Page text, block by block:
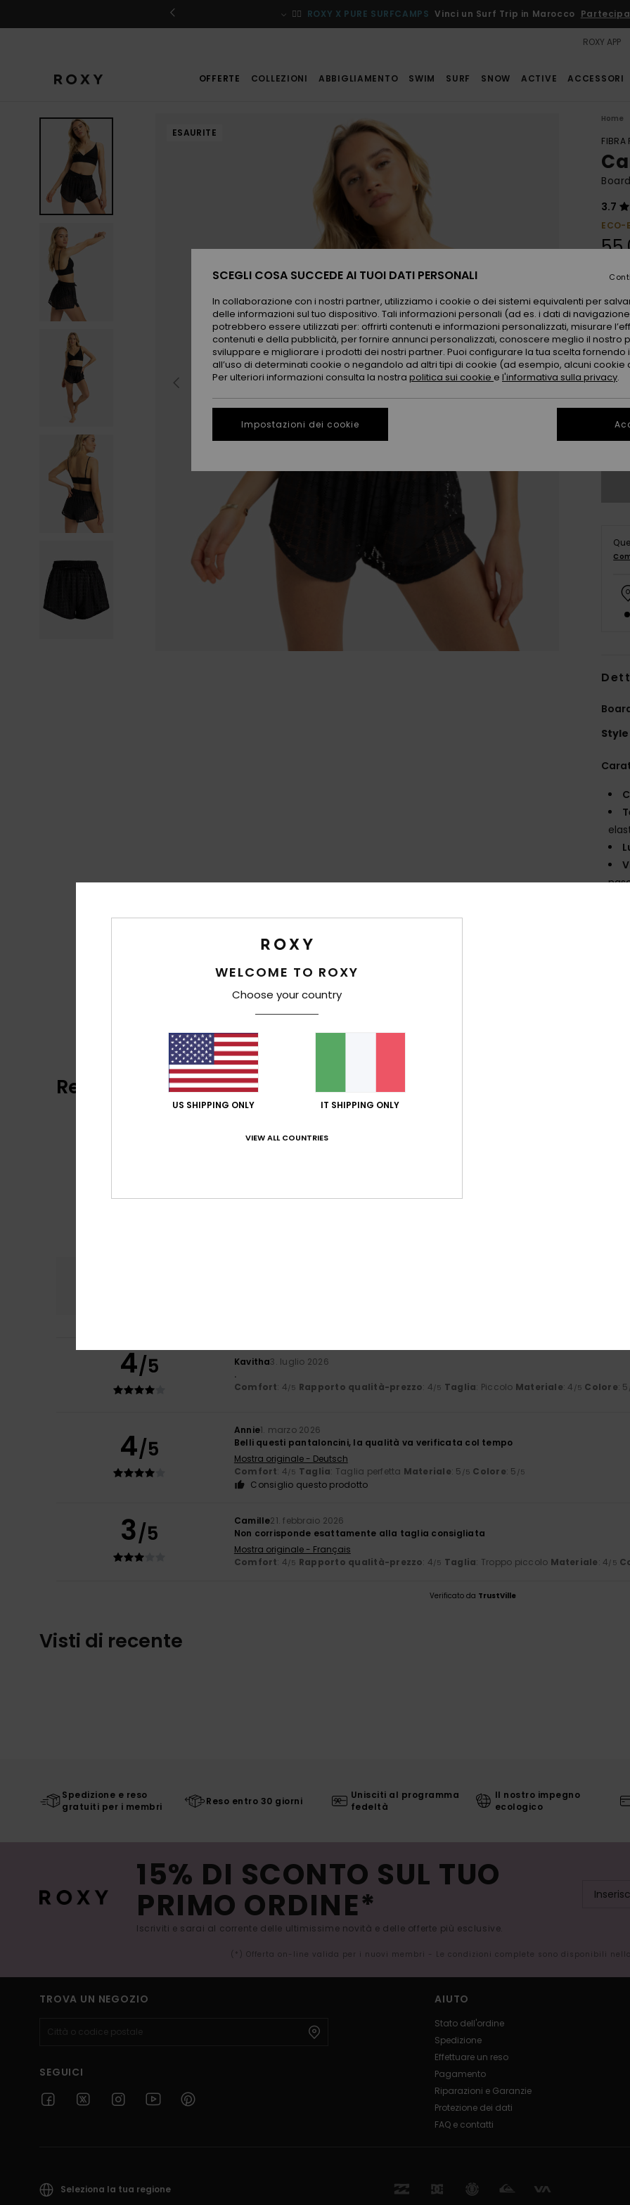
prodotto
🏄‍♀️ ROXY X PURE SURFCAMPS Vinci un Surf Trip in Marocco
ROXY APP
OFFERTE COLLEZIONI ABBIGLIAMENTO SWIM SURF SNOW ACTIVE ACCESSORI
ESAURITE
Home
FIBRA
3.7
ECO-
XS
Style
Recensioni dei clienti
4/5 Kavitha3. luglio 2026
.
Comfort: 4/5 Rapporto qualità-prezzo: 4/5 Taglia: Piccolo Materiale: 4 /5 Colore: 5
4/5
Annie1. marzo 2026
Belli questi pantaloncini, la qualità va verificata col tempo
Mostra originale - Deutsch
Comfort: 4/5 Taglia: Taglia perfetta Materiale: 5 /5 Colore: 5 /5
Consiglio questo prodotto
3/5 Camille21. febbraio 2026
Non corrisponde esattamente alla taglia consigliata
Mostra originale - Français
Comfort: 4/5 Rapporto qualità-prezzo: 4/5 Taglia: Troppo piccolo Materiale: 4/5
Verificato da TrustVille
Visti di recente
Spedizione e reso
gratuiti per i membri
Reso entro 30 giorni
Unisciti al programma
fedeltà
Il nostro impegno
ecologico
15% DI SCONTO SUL TUO
PRIMO ORDINE*
Iscriviti e sarai al corrente delle ultimissime novità e delle offerte più esclusive.
(*) Offerta on-line valida per i nuovi membri - Le condizioni complete sono disponibili
TROVA UN NEGOZIO
SEGUICI
AIUTO
Stato dell'ordine
Spedizione
Effettuare un reso
Pagamento
Riparazioni e Garanzie
Protezione dei dati
FAQ e contatti
Seleziona la tua regione
WELCOME TO ROXY
Choose your country
US SHIPPING ONLY IT SHIPPING ONLY
VIEW ALL COUNTRIES
SCEGLI COSA SUCCEDE AI TUOI DATI PERSONALI
In collaborazione con i nostri partner, utilizziamo i cookie o dei sistemi equivalenti per
delle informazioni sul tuo dispositivo. Tali informazioni personali (ad es. i dati di
potrebbero essere utilizzati per: offrirti contenuti e informazioni personalizzati, misurare
contenuti e della pubblicità, per fornire annunci personalizzati, conoscere meglio il nostro
sviluppare e migliorare i prodotti dei nostri partner. Puoi configurare la tua scelta fornendo
all’uso di determinati cookie o negandolo ad altri tipi di cookie (ad esempio, alcuni cookie
Per ulteriori informazioni consulta la nostra politica sui cookie e l'informativa sulla privacy.
Impostazioni dei cookie